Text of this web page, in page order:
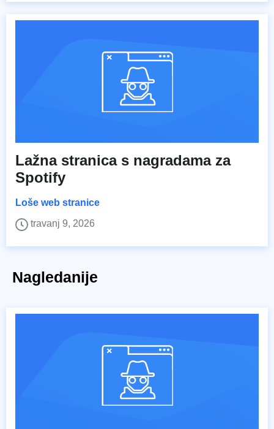
Lažna stranica s nagradama za
Spotify
Loše web stranice
travanj 9, 2026
Nagledanije